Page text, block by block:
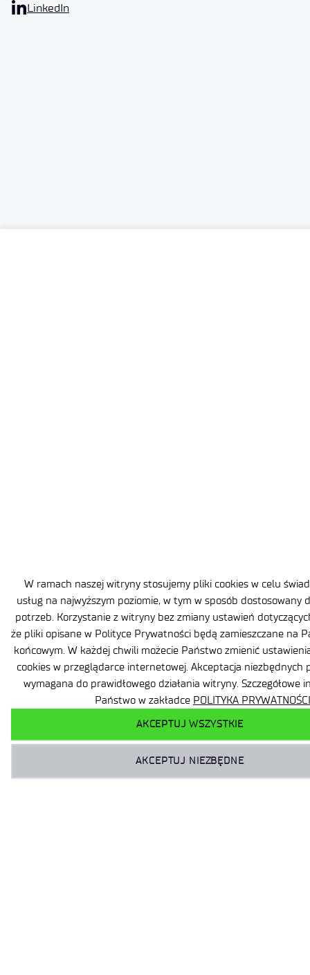
W ramach naszej witryny stosujemy pliki cookies w celu
usług na najwyższym poziomie, w tym w sposób dostosowany
potrzeb. Korzystanie z witryny bez zmiany ustawień
że pliki opisane w Polityce Prywatności będą zamieszczane na
końcowym. W każdej chwili możecie Państwo zmienić
cookies w przeglądarce internetowej. Akceptacja niezbędnych
wymagana do prawidłowego działania witryny. Szczegółowe
Państwo w zakładce POLITYKA
AKCEPTUJ WSZYSTKIE
AKCEPTUJ NIEZBĘDNE
LinkedIn